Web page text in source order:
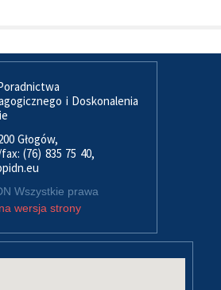
i Doskonalenia
Głogów,
(76) 835 75 40,
Wszystkie prawa
wersja strony